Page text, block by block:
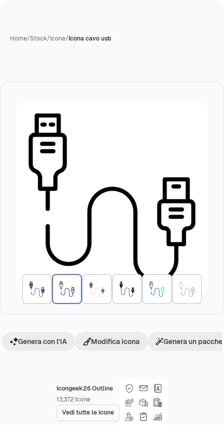
Home/Stock/Icone/Icona cavo usb
Icongeek26 Outline
13,372 Icone
Vedi tutte le icone
Genera con l'IA Modifica icona Genera un